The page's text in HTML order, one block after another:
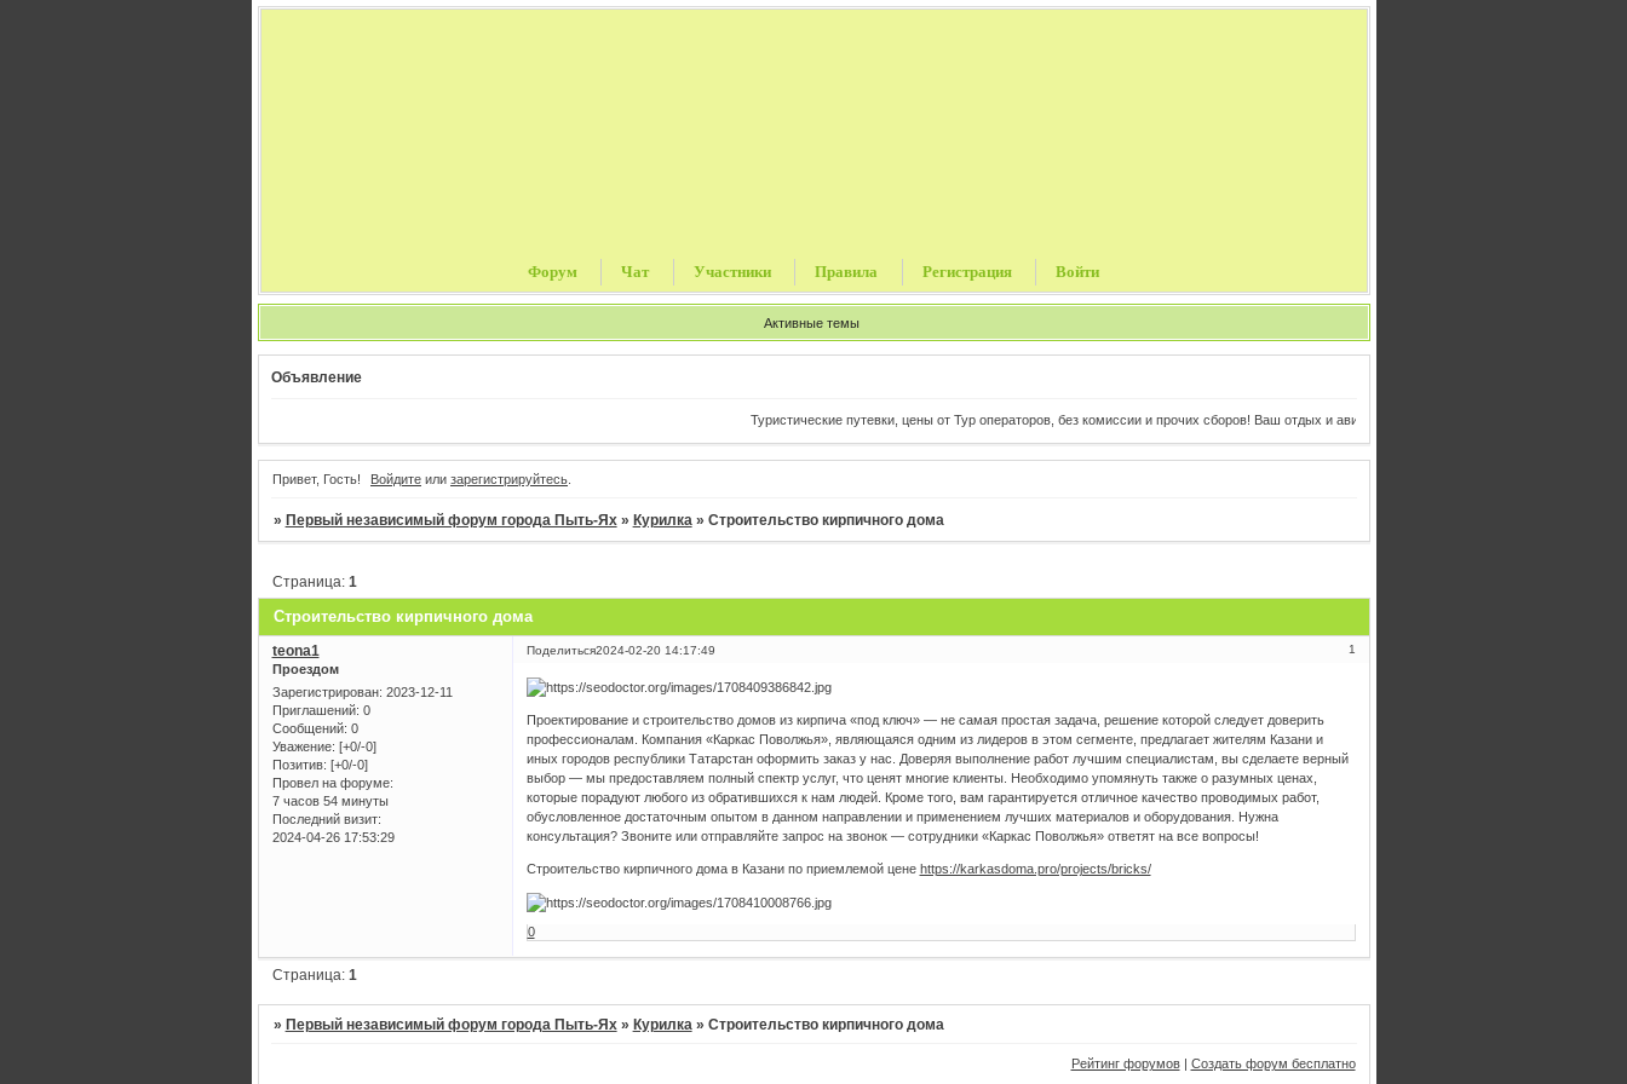
Форум Чат Участники Правила Регистрация Войти
Активные темы
Объявление
Туристические путевки, цены от Тур операторов, без комиссии и прочих сборов! Ваш отдых и авиабилеты в одном клике от Вас!
Привет, Гость! Войдите или зарегистрируйтесь
» Первый независимый форум города Пыть-Ях » Курилка » Строительство кирпичного дома
Строительство кирпичного дома
Страница: 1
Поделиться 1
2024-02-20 14:17:49
teona1
Проездом
Зарегистрирован: 2023-12-11
Приглашений: 0
Сообщений: 0
Уважение: [+0/-0]
Позитив: [+0/-0]
Провел на форуме:
7 часов 54 минуты
Последний визит:
2024-04-26 17:53:29
Проектирование и строительство домов из кирпича «под ключ» — не самая простая задача, решение которой следует доверить
профессионалам. Компания «Каркас Поволжья», являющаяся одним из лидеров в этом сегменте, предлагает жителям Казани и
иных городов республики Татарстан оформить заказ у нас. Доверяя выполнение работ лучшим специалистам, вы сделаете верный
выбор — мы предоставляем полный спектр услуг, что ценят многие клиенты. Необходимо упомянуть также о разумных ценах,
которые порадуют любого из обратившихся к нам людей. Кроме того, вам гарантируется отличное качество проводимых работ,
обусловленное достаточным опытом в данном направлении и применением лучших материалов и оборудования. Нужна
консультация? Звоните или отправляйте запрос на звонок — сотрудники «Каркас Поволжья» ответят на все вопросы!
Строительство кирпичного дома в Казани по приемлемой цене https://karkasdoma.pro/projects/bricks/
0
Страница: 1
» Первый независимый форум города Пыть-Ях » Курилка » Строительство кирпичного дома
Рейтинг форумов| Создать форум бесплатно